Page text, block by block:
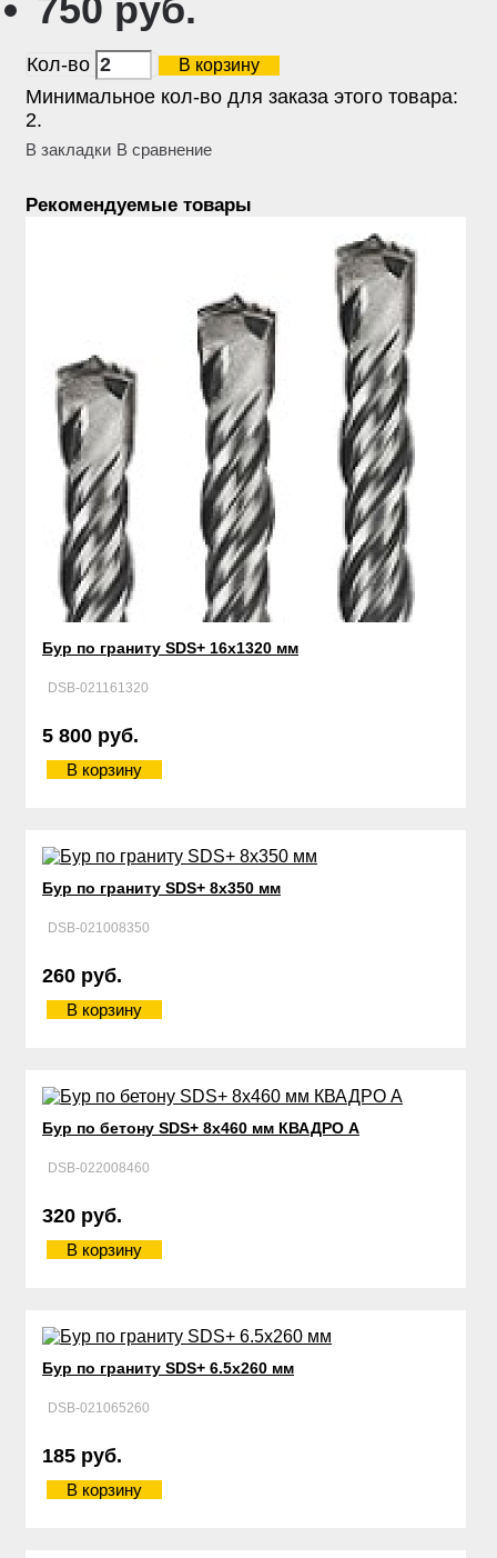
Кол-во В корзину
Минимальное кол-во для заказа этого товара:
2.
В закладки В сравнение
Рекомендуемые товары
Бур по граниту SDS+ 16х1320 мм
DSB-021161320
5 800 руб.
В корзину
Бур по граниту SDS+ 8х350 мм
DSB-021008350
260 руб.
В корзину
Бур по бетону SDS+ 8х460 мм КВАДРО А
DSB-022008460
320 руб.
В корзину
Бур по граниту SDS+ 6.5х260 мм
DSB-021065260
185 руб.
В корзину